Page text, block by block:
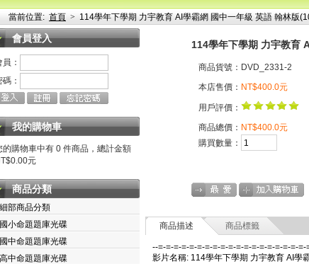
當前位置: 首頁 > 114學年下學期 力宇教育 AI學霸網 國中一年級 英語 翰林版
會員登入
員：
碼：
我的購物車
的購物車中有 0 件商品，總計金額
元
商品分類
細部商品分類
國小命題題庫光碟
國中命題題庫光碟
高中命題題庫光碟
114學年下學期 力宇教育
商品貨號：DVD_2331-2
本店售價： NT$400.0元
用戶評價：
商品總價： NT$400.0元
購買數量：
商品描述 商品標籤
--=-=-=-=-=-=-=-=-=-=-=-=-=-=-=-=-=-=-
影片名稱: 114學年下學期 力宇教育 AI學